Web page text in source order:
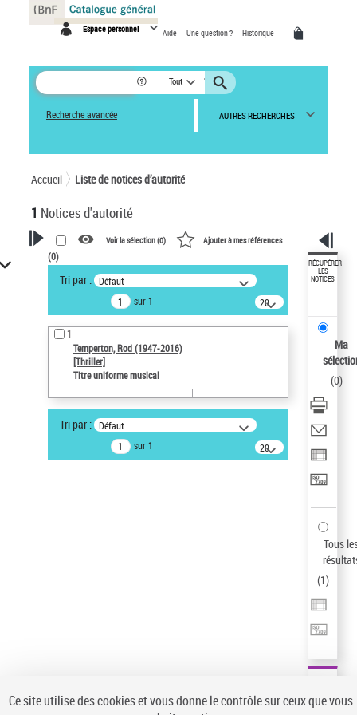
Espace personnel Aide Une question ? Historique
Tout
Recherche avancée AUTRES RECHERCHES
Accueil Liste de notices d’autorité
1 Notices d'autorité
VOTRE RECHERCHE
Recherche avancée dans les
notices d’autorité
Œuvres liées à l'auteur :
Temperton, Rod (1947-2016)
Type de notice d'autorité
Type de notice d'autorité
Voir la sélection (0) Ajouter à mes références
(0)
Tri par : Défaut
sur 1
20
résultats/page
1
Temperton, Rod (1947-2016)
[Thriller]
Titre uniforme musical
Tri par : Défaut
sur 1
20
résultats/page
RÉCUPÉRER
LES
NOTICES
Ma
(0)
Tous
(1)
Panneau de gestion des cookies
Ce site utilise des cookies et vous donne le contrôle sur ceux que vous